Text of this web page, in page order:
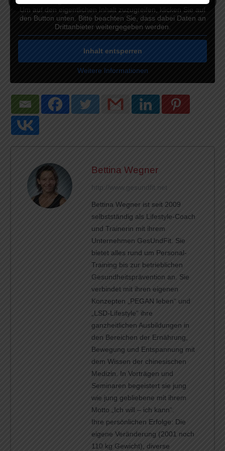
Um auf den eigentlichen Inhalt zuzugreifen, klicken Sie auf
den Button unten. Bitte beachten Sie, dass dabei Daten an
Drittanbieter weitergegeben werden.
Inhalt entsperren
Weitere Informationen
Bettina Wegner
http://www.gesundfit.net
Bettina Wegner ist seit 2009
selbstständig als Lifestyle-Coach
und Trainerin mit ihrem
Unternehmen GesUndFit. Sie
bietet alles rund um Personal-
Training bis zur betrieblichen
Gesundheitsprävention an. Sie
verbindet mit ihren eigenen
Konzepten „PEGAN leben“ und
„LSD-Lifestyle“ ihre
ganzheitlichen Ausbildungen in
den Bereichen der Ernährung,
Bewegung und Entspannung mit
dem Wissen der chinesischen
Medizin. In Vorträgen und
Seminaren begeistert sie jung
wie jung gebliebene mit ihrem
Motto „Ich will – ich kann“.
Ihre persönlichen Erfolge: Die
eigene Veränderung (2001 noch
110 kg Gewicht), diverse